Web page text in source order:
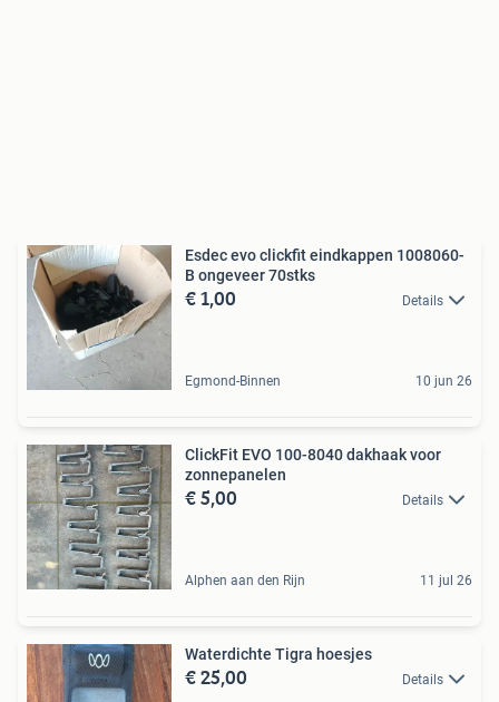
Esdec evo clickfit eindkappen 1008060-
B ongeveer 70stks
€ 1,00 Details
Egmond-Binnen 10 jun 26
ClickFit EVO 100-8040 dakhaak voor
zonnepanelen
€ 5,00 Details
Alphen aan den Rijn 11 jul 26
Waterdichte Tigra hoesjes
€ 25,00 Details